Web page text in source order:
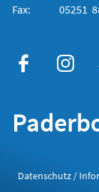
Fax:
05251
Datenschutz /